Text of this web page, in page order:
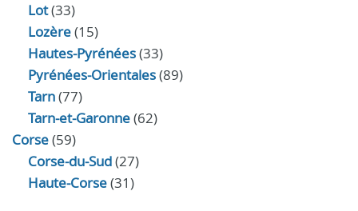
Lot(33)
Lozère(15)
Hautes-Pyrénées(33)
Pyrénées-Orientales(89)
Tarn(77)
Tarn-et-Garonne(62)
Corse(59)
Corse-du-Sud(27)
Haute-Corse(31)